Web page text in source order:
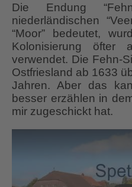
Die Endung
niederländischen
“Moor” bedeutet,
Kolonisierung öfter
verwendet. Die Fehn-
Ostfriesland ab 1633
Jahren. Aber das
besser erzählen in
mir zugeschickt hat.